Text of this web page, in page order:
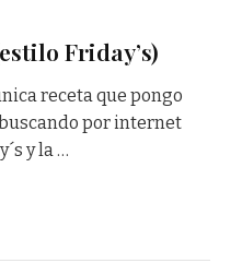
Friday’s)
receta que pongo
por internet
y la …